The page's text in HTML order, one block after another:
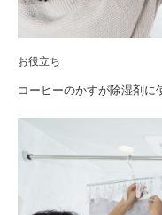
お役立ち
コーヒーのかすが除湿剤に